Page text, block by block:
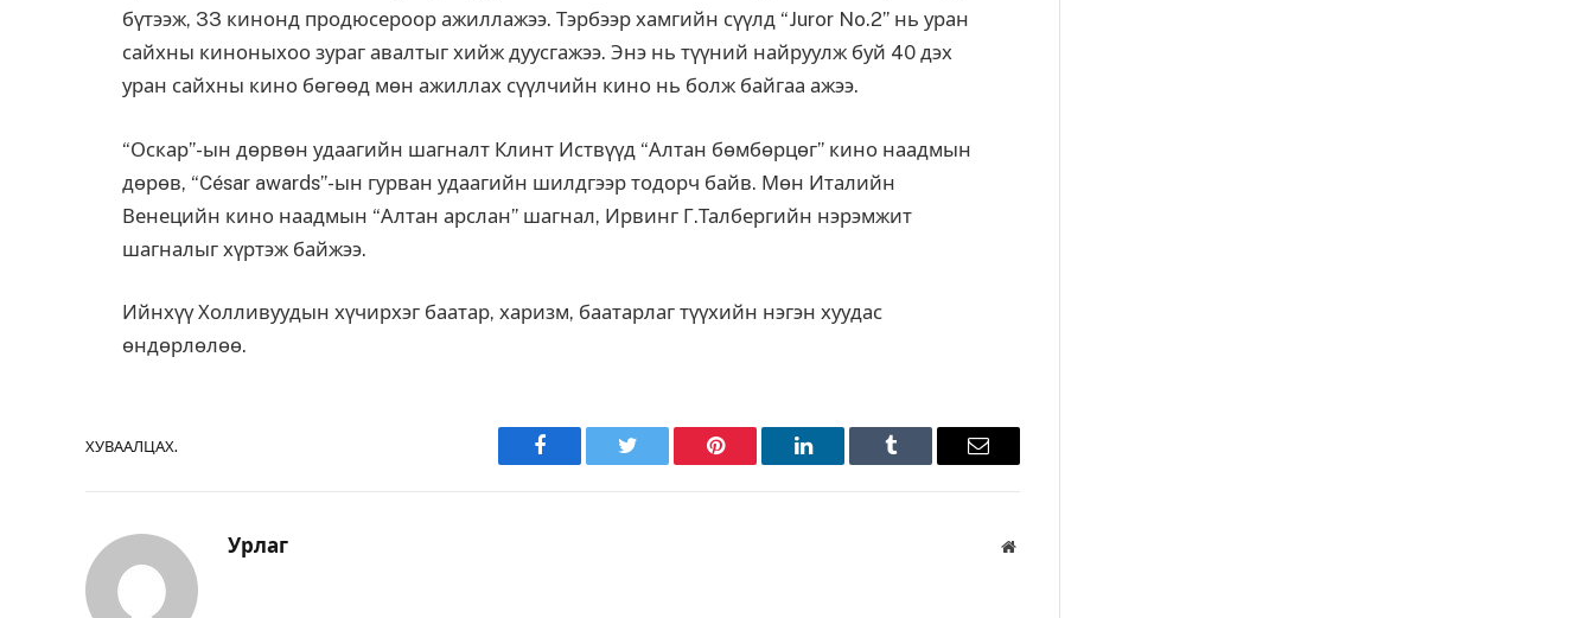
бүтээж, 33 кинонд продюсероор ажиллажээ. Тэрбээр хамгийн сүүлд “Juror No.2” нь уран
сайхны киноныхоо зураг авалтыг хийж дуусгажээ. Энэ нь түүний найруулж буй 40 дэх
уран сайхны кино бөгөөд мөн ажиллах сүүлчийн кино нь болж байгаа ажээ.
“Оскар”-ын дөрвөн удаагийн шагналт Клинт Иствүүд “Алтан бөмбөрцөг” кино наадмын
дөрөв, “César awards”-ын гурван удаагийн шилдгээр тодорч байв. Мөн Италийн
Венецийн кино наадмын “Алтан арслан” шагнал, Ирвинг Г.Талбергийн нэрэмжит
шагналыг хүртэж байжээ.
Ийнхүү Холливуудын хүчирхэг баатар, харизм, баатарлаг түүхийн нэгэн хуудас
өндөрлөлөө.
ХУВААЛЦАХ.
Facebook Twitter Pinterest LinkedIn Tumblr Имэйл
Урлаг Вэбсайт